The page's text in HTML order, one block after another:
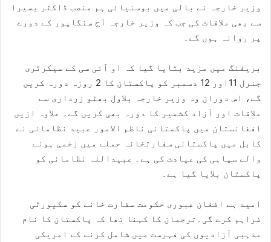
وزیر خارجہ نے بالی میں بوسنیائی ہم منصب ڈاکٹر بسیرا
سے بھی ملاقات کی جب کہ وزیر خارجہ آج سنگاپور کے دورے
پر روانہ ہوں گے۔
بریفنگ میں مزید بتایا گیا کہ او آئی سی کے سیکرٹری
جنرل 11اور 12 دسمبر کو پاکستان کا 2 روزہ دورہ کریں
گے، اس دوران وہ وزیر خارجہ بلاول بھٹو زرداری سے
ملاقات اور آزاد کشمیر کا دورہ بھی کریں گے۔ علاوہ ازیں
افغانستان میں پاکستانی ناظم الامور عبید نظامانی نے
کابل میں پاکستانی سفارتخانہ حملے میں زخمی ہونے
والے سپاہی کی عیادت کی ہے۔ عبیداللہ نظامانی کو
پاکستان بلایا گیا ہے۔
امید ہے افغان عبوری حکومت سفارت خانے کو سکیورٹی
فراہم کرے گی۔ترجمان کا کہنا تھا کہ پاکستان کا نام
مذہبی آزادیوں کی فہرست میں شامل کرنے کے امریکی